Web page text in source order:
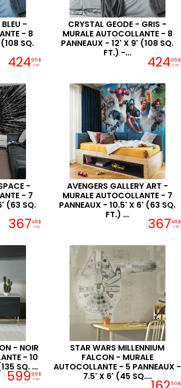
-
- 8
SQ.
42495$
CAD
CRYSTAL GEODE - GRIS -
MURALE AUTOCOLLANTE - 8
PANNEAUX - 12' X 9' (108 SQ.
FT.) -...
42495$
CAD
-
- 7
(63 SQ.
36748$
CAD
AVENGERS GALLERY ART -
MURALE AUTOCOLLANTE - 7
PANNEAUX - 10.5' X 6' (63 SQ.
FT.) ...
36748$
CAD
- NOIR
- 10
SQ. ...
59998$
CAD
STAR WARS MILLENNIUM
FALCON - MURALE
AUTOCOLLANTE - 5 PANNEAUX -
7.5' X 6' (45 SQ....
50$